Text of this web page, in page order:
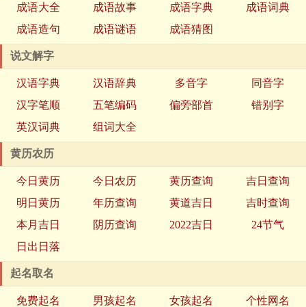
成语大全 成语故事 成语字典
成语词典
成语造句
成语谜语 成语猜图
说文解字
汉语字典 汉语辞典 多音字
同音字
汉字笔顺
五笔编码 偏旁部首
错别字
英汉词典
组词大全
黄历农历
今日黄历 今日农历 黄历查询
吉日查询
明日黄历
年历查询 黄道吉日
吉时查询
本月吉日
阴历查询 2022吉日
24节气
日出日落
起名取名
免费起名 男孩起名 女孩起名 个性网名